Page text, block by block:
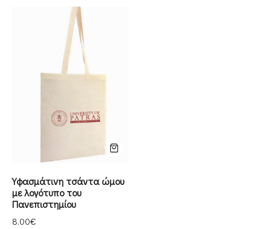
Υφασμάτινη τσάντα ώμου
με λογότυπο του
Πανεπιστημίου
8.00€